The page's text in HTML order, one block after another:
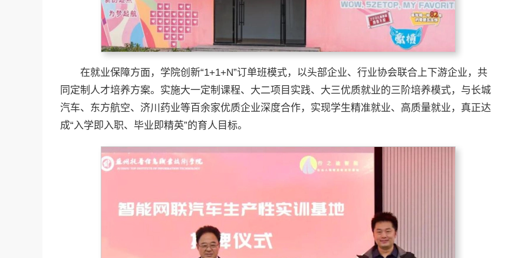
在就业保障方面，学院创新“1+1+N”订单班模式，以头部企业、行业协会联合上下游企业，共
同定制人才培养方案。实施大一定制课程、大二项目实践、大三优质就业的三阶培养模式，与长城
汽车、东方航空、济川药业等百余家优质企业深度合作，实现学生精准就业、高质量就业，真正达
成“入学即入职、毕业即精英”的育人目标。